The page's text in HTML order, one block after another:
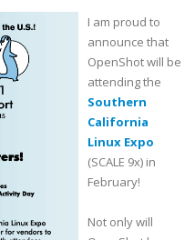
I am proud to
announce that
OpenShotwill be
attending the
Southern
California
Linux Expo
(SCALE 9x) in
February!
Not only will